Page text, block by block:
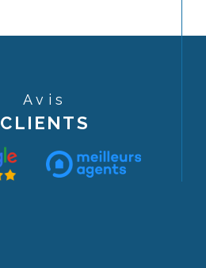
Avis
CLIENTS